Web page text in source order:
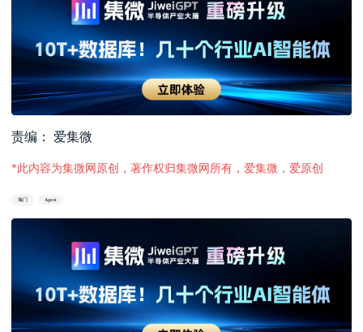
责编： 爱集微
*此内容为集微网原创，著作权归集微网所有，爱集微，爱原创
海门 Agent